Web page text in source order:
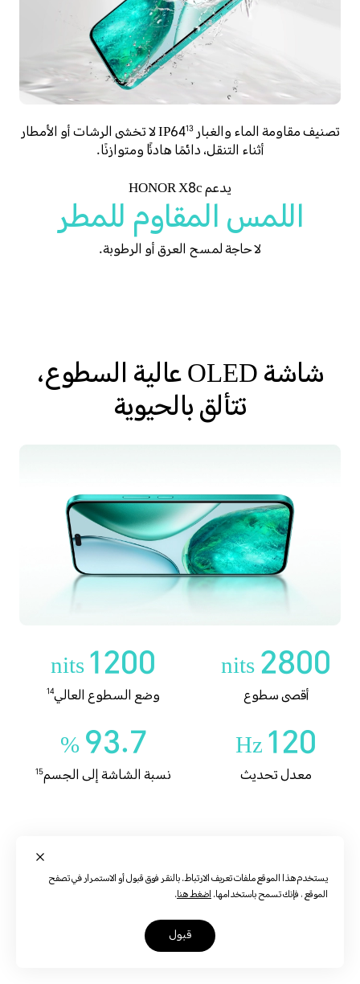
تصنيف مقاومة الماء والغبار IP6413 لا تخشى الرشات أو الأمطار
أثناء التنقل، دائمًا هادئًا ومتوازنًا.
يدعم HONOR X8c
اللمس المقاوم للمطر
لا حاجة لمسح العرق أو الرطوبة.
شاشة OLED عالية السطوع،
تتألق بالحيوية
2800
أقصى سطوع
1200
وضع السطوع العالي14
120
معدل تحديث
93.7
%
نسبة الشاشة إلى الجسم15
شهادة TÜV Rheinland خالية
من الوميض وضوء أزرق منخفض
(العتاد)
شاشة ليلية تتناسب مع الإيقاع
البيولوجي Circadian
يستخدم هذا الموقع ملفات تعريف الارتباط. بالنقر فوق قبول أو الاستمرار في تصفح
الموقع ، فإنك تسمح باستخدامها.اضغط هنا.
قبول